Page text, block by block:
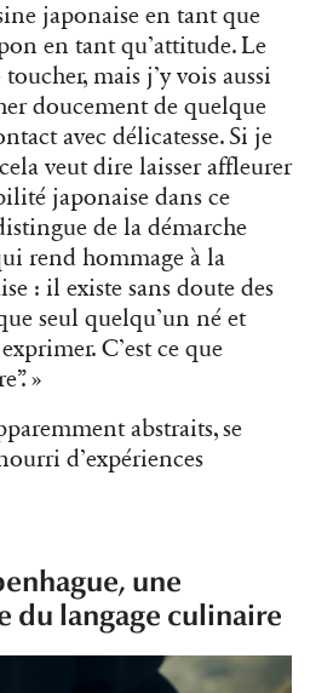
japonaise en tant que
en tant qu’attitude. Le
mais j’y vois aussi
doucement de quelque
avec délicatesse. Si je
veut dire laisser affleurer
japonaise dans ce
de la démarche
rend hommage à la
: il existe sans doute des
seul quelqu’un né et
C’est ce que
»
abstraits, se
d’expériences
une
du langage culinaire